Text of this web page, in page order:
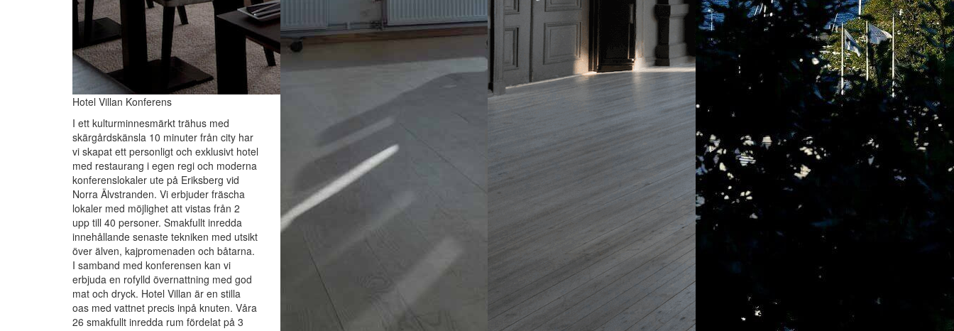
Hotel Villan Konferens
I ett kulturminnesmärkt trähus med
skärgårdskänsla 10 minuter från city har
vi skapat ett personligt och exklusivt hotel
med restaurang i egen regi och moderna
konferenslokaler ute på Eriksberg vid
Norra Älvstranden. Vi erbjuder fräscha
lokaler med möjlighet att vistas från 2
upp till 40 personer. Smakfullt inredda
innehållande senaste tekniken med utsikt
över älven, kajpromenaden och båtarna.
I samband med konferensen kan vi
erbjuda en rofylld övernattning med god
mat och dryck. Hotel Villan är en stilla
oas med vattnet precis inpå knuten. Våra
26 smakfullt inredda rum fördelat på 3